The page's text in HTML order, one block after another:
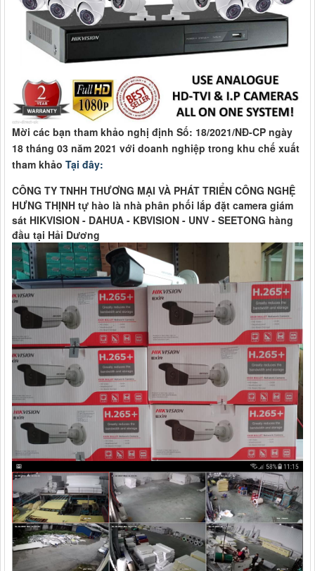
Mời các bạn tham khảo nghị định Số: 18/2021/NĐ-CP ngày
18 tháng 03 năm 2021 với doanh nghiệp trong khu chế xuất
tham khảo Tại đây:
CÔNG TY TNHH THƯƠNG MẠI VÀ PHÁT TRIỂN CÔNG NGHỆ
HƯNG THỊNH tự hào là nhà phân phối lắp đặt camera giám
sát HIKVISION - DAHUA - KBVISION - UNV - SEETONG hàng
đầu tại Hải Dương